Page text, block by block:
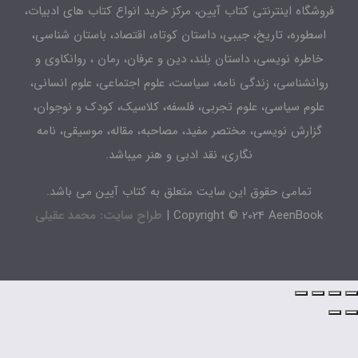
اینترنتی کتاب آیین، مرکز خرید انواع کتاب های ادبیات،
تاریخ، جیبی، داستان کوتاه، اقتصاد، باستان شناسی،
نویسی، داستان بلند، دین و عرفان، رمان ، روانکاوی و
زندگی نامه، سیاست، علوم اجتماعی، علوم انسانی،
سیاسی، علوم تجربی، فلسفه، کلاسیک، کودک و نوجوان،
نویسی، مختصر مفید، مصاحبه، مقاله، موسیقی، نامه
نگاری، نقد ادبی و هنر میباشد.
تمامی حقوق این سایت متعلق به کتاب آیین می باشد.
Copyright © 2024 AeenBook طراح سایت: محمد عقیلی